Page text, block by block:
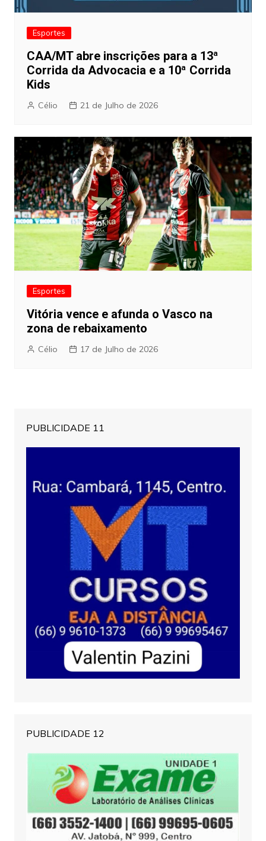
Esportes
CAA/MT abre inscrições para a 13ª
Corrida da Advocacia e a 10ª Corrida
Kids
Célio 21 de Julho de 2026
Esportes
Vitória vence e afunda o Vasco na
zona de rebaixamento
Célio 17 de Julho de 2026
PUBLICIDADE 11
PUBLICIDADE 12